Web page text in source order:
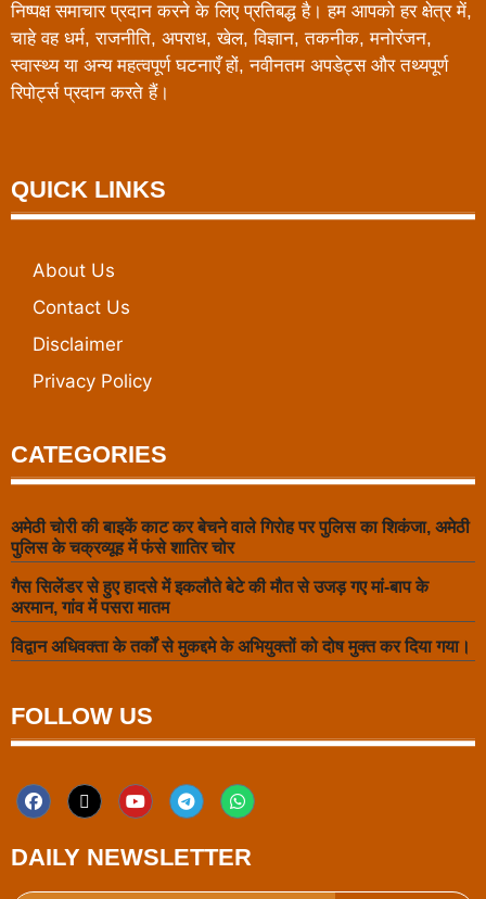
निष्पक्ष समाचार प्रदान करने के लिए प्रतिबद्ध है। हम आपको हर क्षेत्र में,
चाहे वह धर्म, राजनीति, अपराध, खेल, विज्ञान, तकनीक, मनोरंजन,
स्वास्थ्य या अन्य महत्वपूर्ण घटनाएँ हों, नवीनतम अपडेट्स और तथ्यपूर्ण
रिपोर्ट्स प्रदान करते हैं।
QUICK LINKS
About Us
Contact Us
Disclaimer
Privacy Policy
CATEGORIES
अमेठी चोरी की बाइकें काट कर बेचने वाले गिरोह पर पुलिस का शिकंजा, अमेठी
पुलिस के चक्रव्यूह में फंसे शातिर चोर
गैस सिलेंडर से हुए हादसे में इकलौते बेटे की मौत से उजड़ गए मां-बाप के
अरमान, गांव में पसरा मातम
विद्वान अधिवक्ता के तर्कों से मुकद्दमे के अभियुक्तों को दोष मुक्त कर दिया गया।
FOLLOW US
DAILY NEWSLETTER